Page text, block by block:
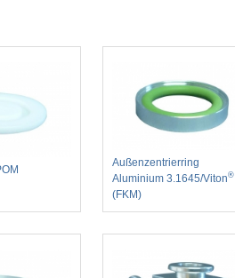
Außenzentrierring
Aluminium 3.1645/Viton®
(FKM)